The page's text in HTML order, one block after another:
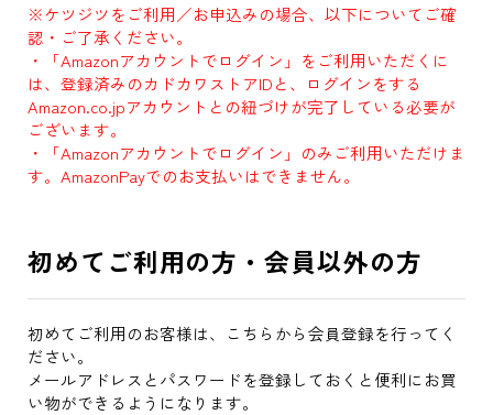
※ケツジツをご利用／お申込みの場合、以下についてご確
認・ご了承ください。
・「Amazonアカウントでログイン」をご利用いただくに
は、登録済みのカドカワストアIDと、ログインをする
Amazon.co.jpアカウントとの紐づけが完了している必要が
ございます。
・「Amazonアカウントでログイン」のみご利用いただけま
す。AmazonPayでのお支払いはできません。
初めてご利用の方・会員以外の方
初めてご利用のお客様は、こちらから会員登録を行ってく
ださい。
メールアドレスとパスワードを登録しておくと便利にお買
い物ができるようになります。